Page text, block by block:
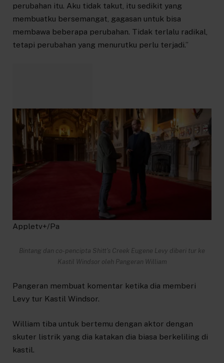
perubahan itu. Aku tidak takut, itu sedikit yang
membuatku bersemangat, gagasan untuk bisa
membawa beberapa perubahan. Tidak terlalu radikal,
tetapi perubahan yang menurutku perlu terjadi.”
Appletv+/Pa
Bintang dan co-pencipta Shitt's Creek Eugene Levy diberi tur ke
Kastil Windsor oleh Pangeran William
Pangeran membuat komentar ketika dia memberi
Levy tur Kastil Windsor.
William tiba untuk bertemu dengan aktor dengan
skuter listrik yang dia katakan dia biasa berkeliling di
kastil.